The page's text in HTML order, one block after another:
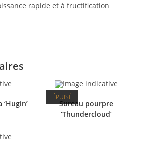
rapide et à fructification
ÉPUISÉ
Sureau pourpre
‘Thundercloud’